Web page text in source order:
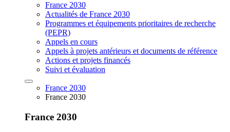
France 2030
Actualités de France 2030
Programmes et équipements prioritaires de recherche
(PEPR)
Appels en cours
Appels à projets antérieurs et documents de référence
Actions et projets financés
Suivi et évaluation
France 2030
France 2030
France 2030